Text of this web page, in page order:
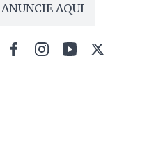
ANUNCIE AQUI